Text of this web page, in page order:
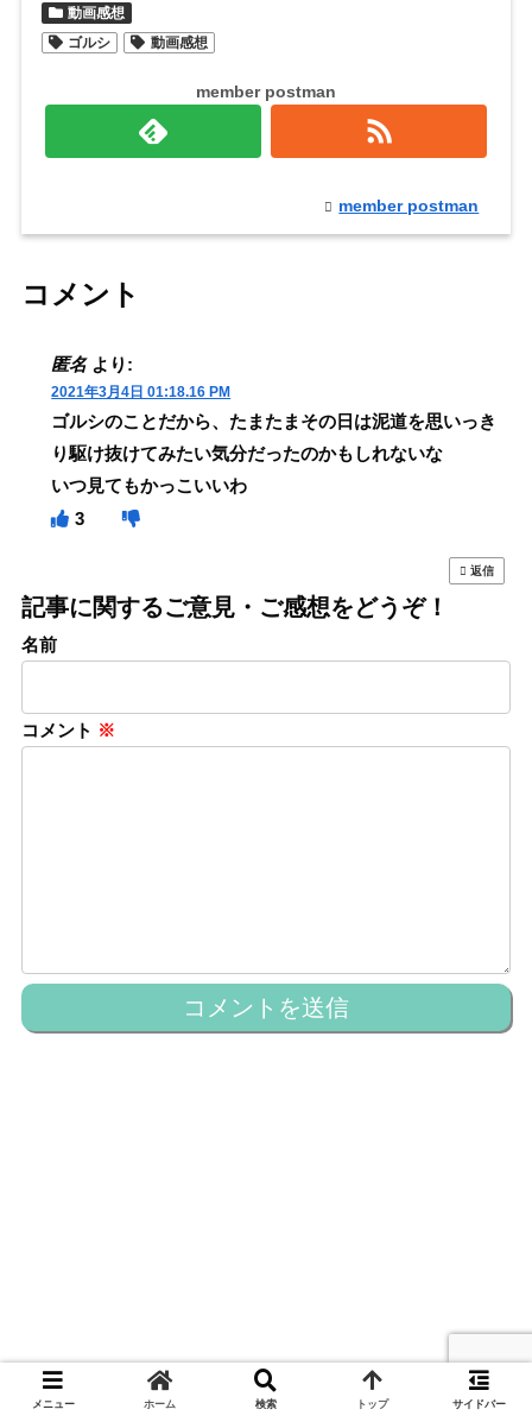
動画感想
ゴルシ
動画感想
member postman
member postman
コメント
匿名 より:
2021年3月4日 01:18.16 PM
ゴルシのことだから、たまたまその日は泥道を思いっき
り駆け抜けてみたい気分だったのかもしれないな
いつ見てもかっこいいわ
3
返信
記事に関するご意見・ご感想をどうぞ！
名前
コメント ※
メニュー ホーム 検索 トップ サイドバー